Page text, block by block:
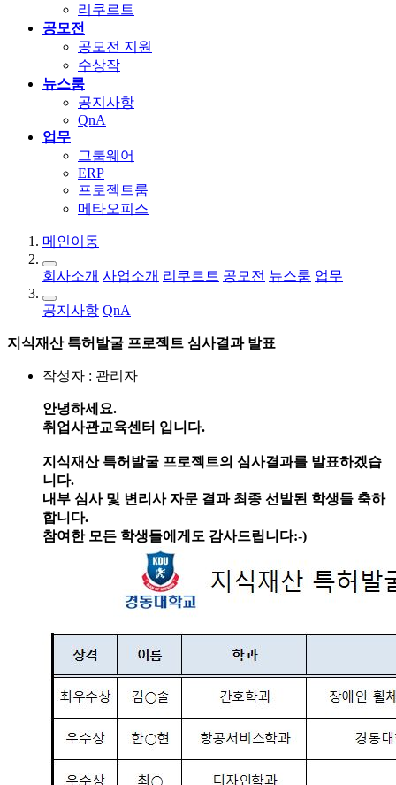
리쿠르트
공모전
공모전 지원
수상작
뉴스룸
공지사항
QnA
업무
그룹웨어
ERP
프로젝트룸
메타오피스
메인이동
회사소개 사업소개 리쿠르트 공모전 뉴스룸 업무
공지사항 QnA
지식재산 특허발굴 프로젝트 심사결과 발표
작성자 : 관리자
안녕하세요.
취업사관교육센터 입니다.
지식재산 특허발굴 프로젝트의 심사결과를 발표하겠습
니다.
내부 심사 및 변리사 자문 결과 최종 선발된 학생들 축하
합니다.
참여한 모든 학생들에게도 감사드립니다:-)